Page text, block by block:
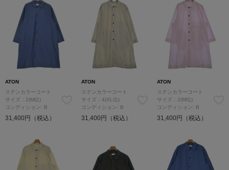
る。通常、色落ちや、鮮やかな色が出にくい草木染めも、発色性や
色落ちなどを克服した［エイトン］ならではの日本独自染色方法に
よって美しく染め上げている。
2018年12月、初の直営店「ATON AOYAMA（エイトン アオヤ
マ）」を東京・表参道にオープン。
ATON
ステンカラーコート
サイズ：2(M位)
コンディション: B
31,400円（税込）
ATON
ステンカラーコート
サイズ：4(XL位)
コンディション: B
31,400円（税込）
ATON
ステンカラーコート
サイズ：2(M位)
コンディション: B
31,400円（税込）